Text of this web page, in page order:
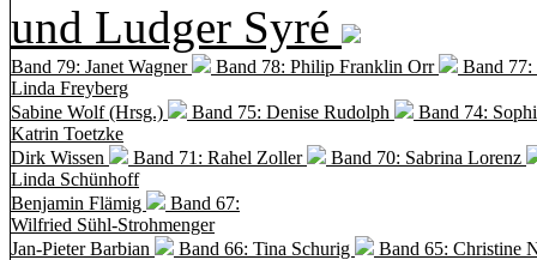
und Ludger Syré
Band 79: Janet Wagner Band 78: Philip Franklin Orr
Band
Linda Freyberg
Sabine Wolf (Hrsg.)
Band 75: Denise Rudolph
Band 74:
Katrin Toetzke
Dirk Wissen
Band 71: Rahel Zoller
Band 70: Sabrina Lorenz
Linda Schünhoff
Benjamin Flämig
Band 67:
Wilfried Sühl-Strohmenger
Jan-Pieter Barbian
Band 66: Tina Schurig
Band 65: Christine